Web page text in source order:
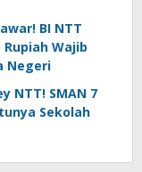
BI NTT
Wajib
Negeri
NTT! SMAN 7
Sekolah